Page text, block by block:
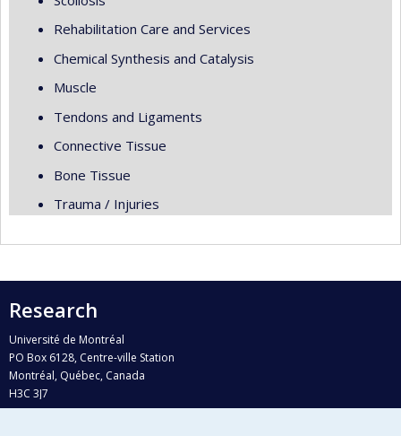
Rehabilitation Care and Services
Chemical Synthesis and Catalysis
Muscle
Tendons and Ligaments
Connective Tissue
Bone Tissue
Trauma / Injuries
Research
Université de Montréal
PO Box 6128, Centre-ville Station
Montréal, Québec, Canada
H3C 3J7